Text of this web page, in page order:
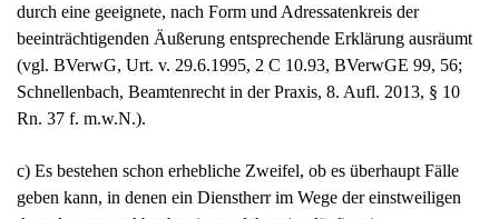
durch eine geeignete, nach Form und Adressatenkreis der
beeinträchtigenden Äußerung entsprechende Erklärung ausräumt
(vgl. BVerwG, Urt. v. 29.6.1995, 2 C 10.93, BVerwGE 99, 56;
Schnellenbach, Beamtenrecht in der Praxis, 8. Aufl. 2013, § 10
Rn. 37 f. m.w.N.).
c) Es bestehen schon erhebliche Zweifel, ob es überhaupt Fälle
geben kann, in denen ein Dienstherr im Wege der einstweiligen